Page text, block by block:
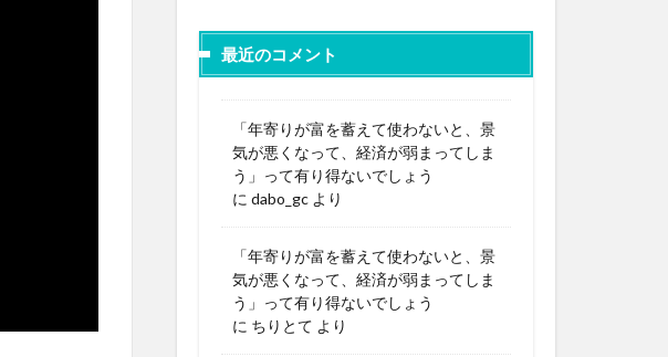
最近のコメント
「年寄りが富を蓄えて使わないと、景
気が悪くなって、経済が弱まってしま
う」って有り得ないでしょう
に dabo_gc より
「年寄りが富を蓄えて使わないと、景
気が悪くなって、経済が弱まってしま
う」って有り得ないでしょう
に ちりとて より